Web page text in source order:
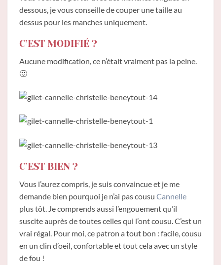
dessous, je vous conseille de couper une taille au
dessus pour les manches uniquement.
C’EST MODIFIÉ ?
Aucune modification, ce n’était vraiment pas la peine.
🙂
C’EST BIEN ?
Vous l’aurez compris, je suis convaincue et je me
demande bien pourquoi je n’ai pas cousu Cannelle
plus tôt. Je comprends aussi l’engouement qu’il
suscite auprès de toutes celles qui l’ont cousu. C’est un
vrai régal. Pour moi, ce patron a tout bon : facile, cousu
en un clin d’oeil, confortable et tout cela avec un style
de fou !